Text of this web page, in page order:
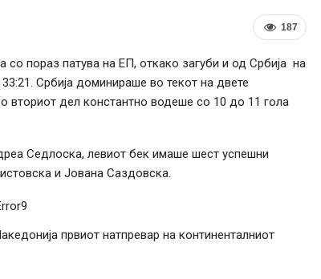
187
со пораз патува на ЕП, откако загуби и од Србија на
Србија доминираше во текот на двете
вториот дел константно водеше со 10 до 11 гола
Седлоска, левиот бек имаше шест успешни
и Јована Саздовска.
првиот натпревар на континенталниот